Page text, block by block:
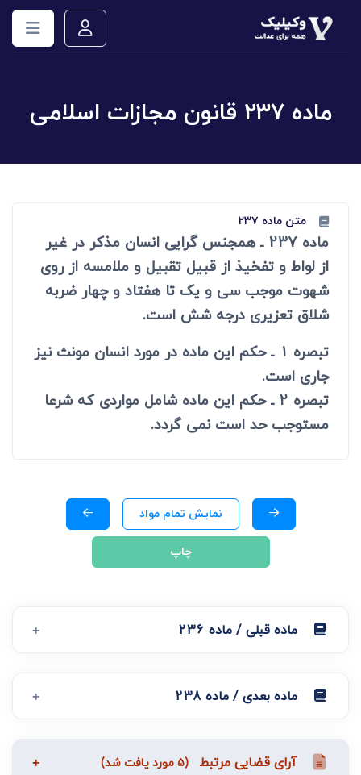
ماده ۲۳۷ قانون مجازات اسلامی
متن ماده ۲۳۷
ماده 237 ـ همجنس گرایی انسان مذکر در غیر
از لواط و تفخیذ از قبیل تقبیل و ملامسه از روی
شهوت موجب سی و یک تا هفتاد و چهار ضربه
شلاق تعزیری درجه شش است.
تبصره 1 ـ حکم این ماده در مورد انسان مونث نیز
جاری است.
تبصره 2 ـ حکم این ماده شامل مواردی که شرعا
مستوجب حد است نمی گردد.
نمایش تمام مواد
چاپ
ماده قبلی / ماده 236
ماده بعدی / ماده 238
آرای قضایی مرتبط (5 مورد یافت شد)